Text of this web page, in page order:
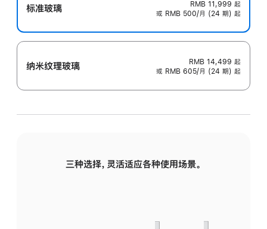
标准玻璃 RMB 11,999 起
或 RMB 500/月 (24 期) 起
纳米纹理玻璃 RMB 14,499 起
或 RMB 605/月 (24 期) 起
三种选择，灵活适应各种使用场景。